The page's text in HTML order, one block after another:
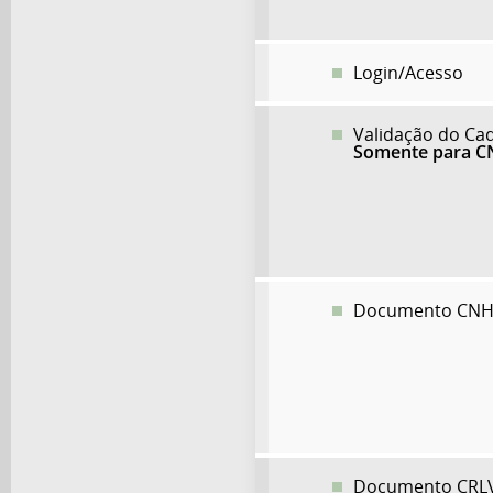
Login/Acesso
Validação do
Somente para
Documento
Documento